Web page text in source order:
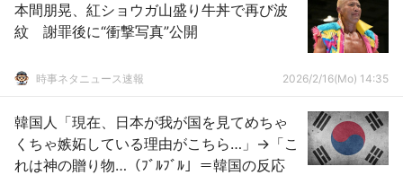
本間朋晃、紅ショウガ山盛り牛丼で再び波
紋 謝罪後に“衝撃写真”公開
時事ネタニュース速報 2026/2/16(Mo) 14:35
韓国人「現在、日本が我が国を見てめちゃ
くちゃ嫉妬している理由がこちら…」→「こ
れは神の贈り物…（ﾌﾞﾙﾌﾞﾙ」＝韓国の反応